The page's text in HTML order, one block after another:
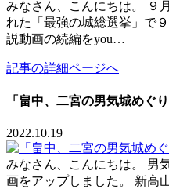
みなさん、こんにちは。 ９
れた「最強の城総選挙」で
説動画の続編をyou…
記事の詳細ページへ
「畠中、二宮の男気城め
2022.10.19
みなさん、こんにちは。 男
画をアップしました。 新高